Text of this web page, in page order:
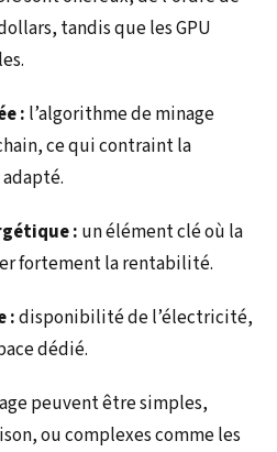
tandis que les GPU
: l’algorithme de minage
ce qui contraint la
: un élément clé où la
fortement la rentabilité.
:disponibilité de l’électricité,
dédié.
peuvent être simples,
ou complexes comme les